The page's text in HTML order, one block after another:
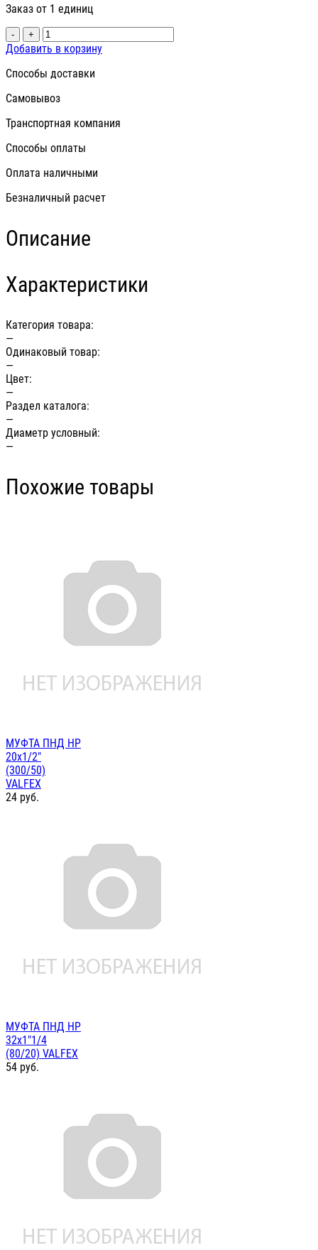
Заказ от 1 единиц
- +
Добавить в корзину
Способы доставки
Самовывоз
Транспортная компания
Способы оплаты
Оплата наличными
Безналичный расчет
Описание
Характеристики
Категория товара:
—
Одинаковый товар:
—
Цвет:
—
Раздел каталога:
—
Диаметр условный:
—
Похожие товары
МУФТА ПНД НР
20х1/2"
(300/50)
VALFEX
24 руб.
МУФТА ПНД НР
32х1"1/4
(80/20) VALFEX
54 руб.